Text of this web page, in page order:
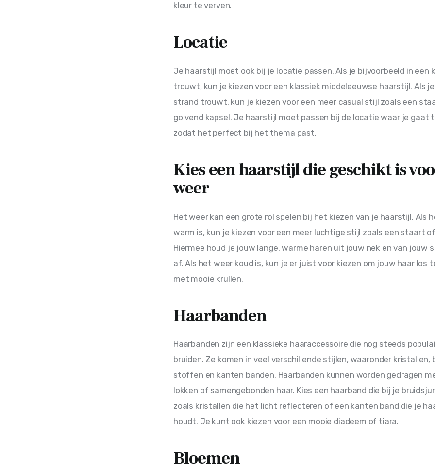
kleur te verven.
Locatie
Je haarstijl moet ook bij je locatie passen. Als je bijvoorbeeld in een
trouwt, kun je kiezen voor een klassiek middeleeuwse haarstijl. Als
strand trouwt, kun je kiezen voor een meer casual stijl zoals een
golvend kapsel. Je haarstijl moet passen bij de locatie waar je gaat
zodat het perfect bij het thema past.
Kies een haarstijl die geschikt is
weer
Het weer kan een grote rol spelen bij het kiezen van je haarstijl. Als
warm is, kun je kiezen voor een meer luchtige stijl zoals een staart
Hiermee houd je jouw lange, warme haren uit jouw nek en van jouw
af. Als het weer koud is, kun je er juist voor kiezen om jouw haar los
met mooie krullen.
Haarbanden
Haarbanden zijn een klassieke haaraccessoire die nog steeds
bruiden. Ze komen in veel verschillende stijlen, waaronder
stoffen en kanten banden. Haarbanden kunnen worden gedragen
lokken of samengebonden haar. Kies een haarband die bij je
zoals kristallen die het licht reflecteren of een kanten band die je
houdt. Je kunt ook kiezen voor een mooie diadeem of tiara.
Bloemen